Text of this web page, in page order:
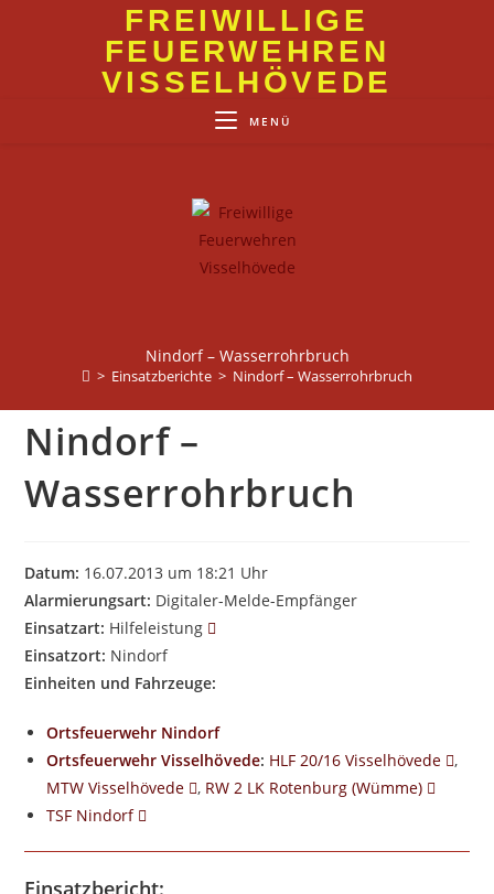
FREIWILLIGE
FEUERWEHREN
VISSELHÖVEDE
MENÜ
Nindorf – Wasserrohrbruch
> Einsatzberichte > Nindorf – Wasserrohrbruch
Nindorf –
Wasserrohrbruch
Datum: 16.07.2013 um 18:21 Uhr
Alarmierungsart: Digitaler-Melde-Empfänger
Einsatzart: Hilfeleistung
Einsatzort: Nindorf
Einheiten und Fahrzeuge:
Ortsfeuerwehr Nindorf
Ortsfeuerwehr Visselhövede: HLF 20/16 Visselhövede
,
MTW Visselhövede
, RW 2 LK Rotenburg (Wümme)
TSF Nindorf
Einsatzbericht: